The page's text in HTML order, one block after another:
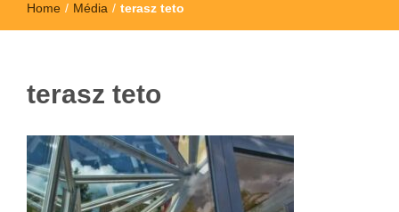
Home / Média / terasz teto
terasz teto